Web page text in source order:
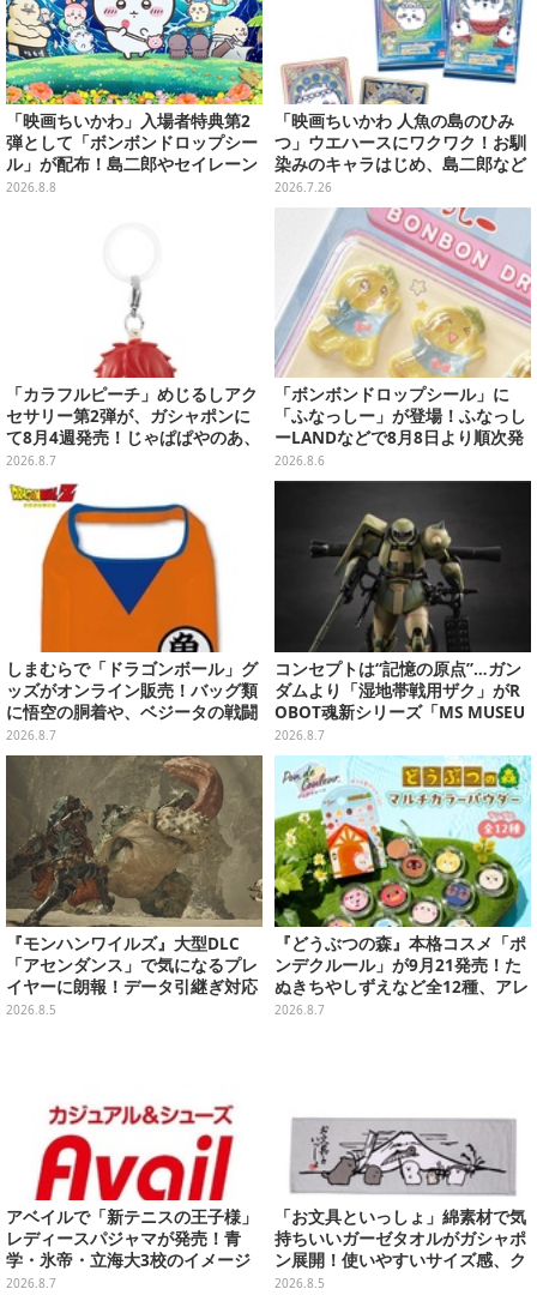
「映画ちいかわ」入場者特典第2
弾として「ボンボンドロップシー
ル」が配布！島二郎やセイレーン
はもちろん、人魚のウロコまで…
2026.8.8
「映画ちいかわ 人魚の島のひみ
つ」ウエハースにワクワク！お馴
染みのキャラはじめ、島二郎など
セイレーン編カード全22種
2026.7.26
「カラフルピーチ」めじるしアク
セサリー第2弾が、ガシャポンに
て8月4週発売！じゃぱぱやのあ、
シヴァたちメンバー11名分ライン
ナップ
2026.8.7
「ボンボンドロップシール」に
「ふなっしー」が登場！ふなっし
ーLANDなどで8月8日より順次発
売
2026.8.6
しまむらで「ドラゴンボール」グ
ッズがオンライン販売！バッグ類
に悟空の胴着や、ベジータの戦闘
服を大胆デザイン
2026.8.7
コンセプトは“記憶の原点”…ガン
ダムより「湿地帯戦用ザク」がR
OBOT魂新シリーズ「MS MUSEU
M」で商品化！博物館イメージの
ベースも注目
2026.8.7
『モンハンワイルズ』大型DLC
「アセンダンス」で気になるプレ
イヤーに朗報！データ引継ぎ対応
の「序盤体験版」が本日8月5日配
2026.8.5
『どうぶつの森』本格コスメ「ポ
ンデクルール」が9月21発売！た
ぬきちやしずえなど全12種、アレ
ンジできるリアクションシールも
2026.8.7
アベイルで「新テニスの王子様」
レディースパジャマが発売！青
学・氷帝・立海大3校のイメージ
カラーやエンブレムをデザイン
2026.8.7
「お文具といっしょ」綿素材で気
持ちいいガーゼタオルがガシャポ
ン展開！使いやすいサイズ感、ク
ールな和柄や可愛らしいお寿司な
2026.8.5